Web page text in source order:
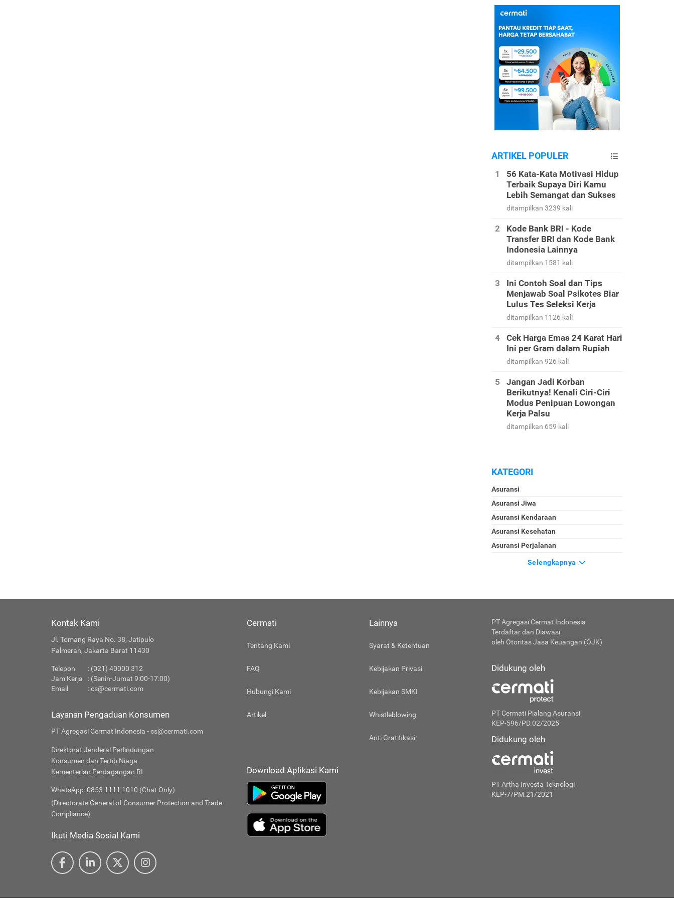
ARTIKEL POPULER
56 Kata-Kata Motivasi Hidup
Terbaik Supaya Diri Kamu
Lebih Semangat dan Sukses
ditampilkan 3239 kali
Kode Bank BRI - Kode
Transfer BRI dan Kode Bank
Indonesia Lainnya
ditampilkan 1581 kali
Ini Contoh Soal dan Tips
Menjawab Soal Psikotes Biar
Lulus Tes Seleksi Kerja
ditampilkan 1126 kali
Cek Harga Emas 24 Karat Hari
Ini per Gram dalam Rupiah
ditampilkan 926 kali
Jangan Jadi Korban
Berikutnya! Kenali Ciri-Ciri
Modus Penipuan Lowongan
Kerja Palsu
ditampilkan 659 kali
KATEGORI
Asuransi
Asuransi Jiwa
Asuransi Kendaraan
Asuransi Kesehatan
Asuransi Perjalanan
Selengkapnya
Kontak Kami
Jl. Tomang Raya No. 38, Jatipulo
Palmerah, Jakarta Barat 11430
Telepon
: (021) 40000 312
Jam Kerja
: (Senin-Jumat 9:00-17:00)
Email
:cs@cermati.com
Layanan Pengaduan Konsumen
PT Agregasi Cermat Indonesia - cs@cermati.com
Direktorat Jenderal Perlindungan
Konsumen dan Tertib Niaga
Kementerian Perdagangan RI
WhatsApp: 0853 1111 1010 (Chat Only)
(Directorate General of Consumer Protection and Trade
Compliance)
Ikuti Media Sosial Kami
Cermati
Tentang Kami
FAQ
Hubungi Kami
Artikel
Lainnya
Syarat & Ketentuan
Kebijakan Privasi
Kebijakan SMKI
Whistleblowing
Anti Gratifikasi
Download Aplikasi Kami
PT Agregasi Cermat Indonesia
Terdaftar dan Diawasi
oleh Otoritas Jasa Keuangan (OJK)
Didukung oleh
PT Cermati Pialang Asuransi
KEP-596/PD.02/2025
Didukung oleh
PT Artha Investa Teknologi
KEP-7/PM.21/2021